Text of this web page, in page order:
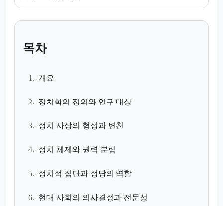
목차
1. 개요
2. 정치학의 정의와 연구 대상
3. 정치 사상의 형성과 변천
4. 정치 체제와 권력 분립
5. 정치적 집단과 정당의 역할
6. 현대 사회의 의사결정과 전문성